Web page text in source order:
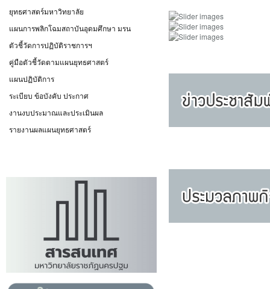
ยุทธศาสตร์มหาวิทยาลัย
แผนการพลิกโฉมสถาบันอุดมศึกษา มรน
ตัวชี้วัดการปฏิบัติราชการฯ
คู่มือตัวชี้วัดตามแผนยุทธศาสตร์
แผนปฏิบัติการ
ระเบียบ ข้อบังคับ ประกาศ
งานงบประมาณและประเมินผล
รายงานผลแผนยุทธศาสตร์